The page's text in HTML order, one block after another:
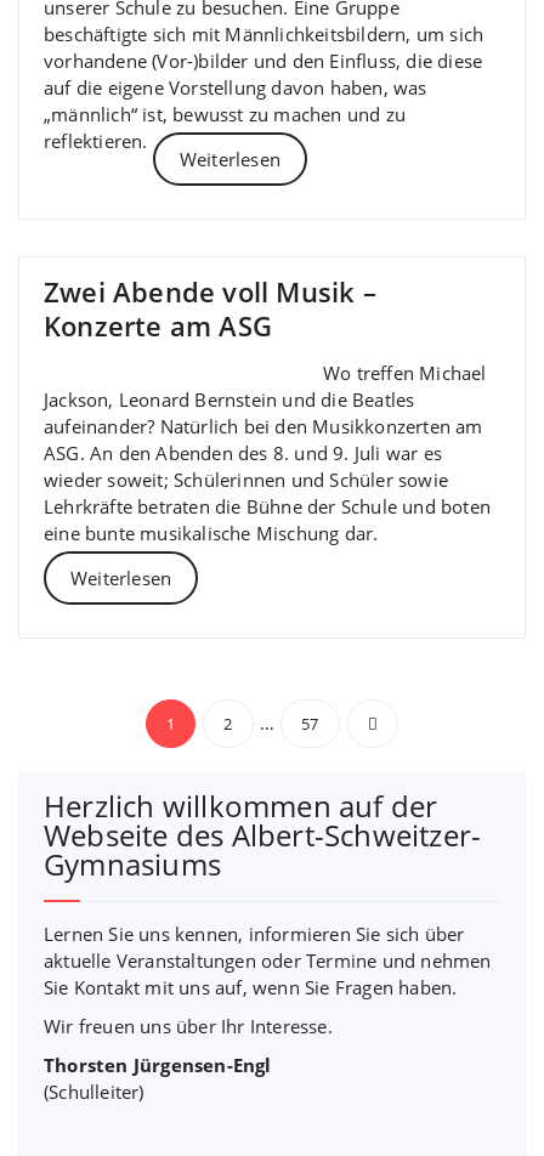
unserer Schule zu besuchen. Eine Gruppe
beschäftigte sich mit Männlichkeitsbildern, um sich
vorhandene (Vor-)bilder und den Einfluss, die diese
auf die eigene Vorstellung davon haben, was
„männlich“ ist, bewusst zu machen und zu
reflektieren.
Weiterlesen
Zwei Abende voll Musik –
Konzerte am ASG
Wo treffen Michael
Jackson, Leonard Bernstein und die Beatles
aufeinander? Natürlich bei den Musikkonzerten am
ASG. An den Abenden des 8. und 9. Juli war es
wieder soweit; Schülerinnen und Schüler sowie
Lehrkräfte betraten die Bühne der Schule und boten
eine bunte musikalische Mischung dar.
Weiterlesen
Beitragsnavigation
1 2 … 57
Herzlich willkommen auf der
Webseite des Albert-Schweitzer-
Gymnasiums
Lernen Sie uns kennen, informieren Sie sich über
aktuelle Veranstaltungen oder Termine und nehmen
Sie Kontakt mit uns auf, wenn Sie Fragen haben.
Wir freuen uns über Ihr Interesse.
Thorsten Jürgensen-Engl
(Schulleiter)